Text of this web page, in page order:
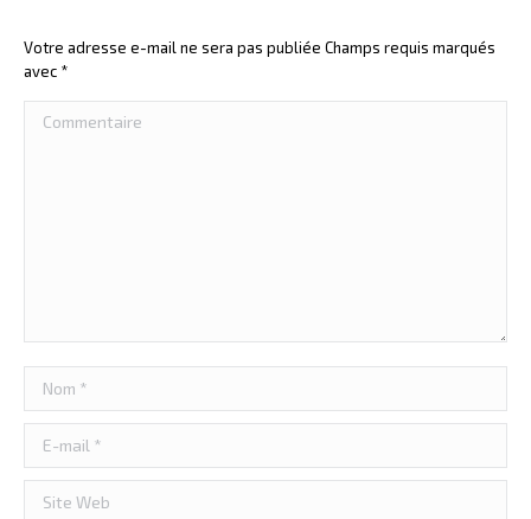
Votre adresse e-mail ne sera pas publiée Champs requis marqués
avec *
Commentaire
Nom *
E-mail *
Site Web